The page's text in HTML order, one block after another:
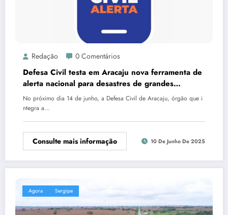
Redação 0 Comentários
Defesa Civil testa em Aracaju nova ferramenta de
alerta nacional para desastres de grandes
proporções
No próximo dia 14 de junho, a Defesa Civil de Aracaju, órgão que i
ntegra a…
Consulte mais informação 10 De Junho De 2025
Agora Sergipe